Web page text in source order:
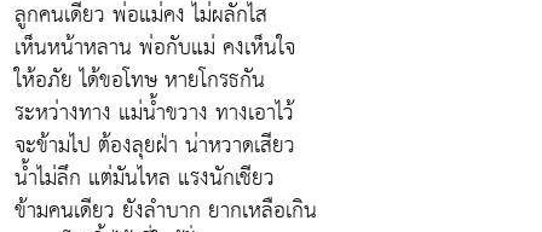
ลูกคนเดียว พ่อแม่คง ไม่ผลักไส
เห็นหน้าหลาน พ่อกับแม่ คงเห็นใจ
ให้อภัย ได้ขอโทษ หายโกรธกัน
ระหว่างทาง แม่น้ำขวาง ทางเอาไว้
จะข้ามไป ต้องลุยฝ่า น่าหวาดเสียว
น้ำไม่ลึก แต่มันไหล แรงนักเชียว
ข้ามคนเดียว ยังลำบาก ยากเหลือเกิน